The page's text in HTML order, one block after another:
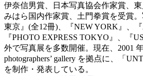
伊奈信男賞、日本写真協会作家賞、
みはら国内作家賞、土門拳賞を受賞
東京』(全12冊)、『NEW YORK』、『
『PHOTO EXPRESS TOKYO』、『
外で写真展を多数開催。現在、2001
photographers’ gallery を拠点に、「
を制作・発表している。